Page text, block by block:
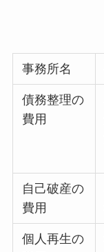
事務所名
債務整理の
費用
自己破産の
費用
個人再生の